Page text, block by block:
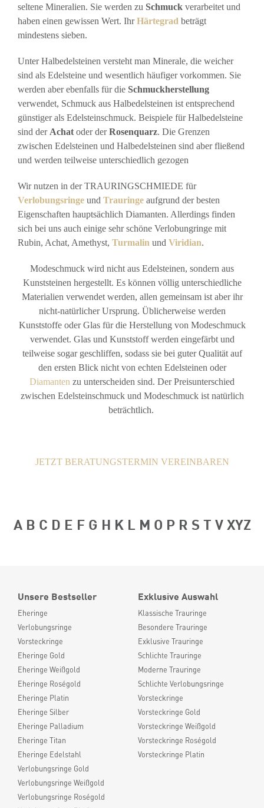
seltene Mineralien. Sie werden zu Schmuck verarbeitet und
haben einen gewissen Wert. IhrHärtegrad beträgt
mindestens sieben.
Unter Halbedelsteinen versteht man Minerale, die weicher
sind als Edelsteine und wesentlich häufiger vorkommen. Sie
werden aber ebenfalls für die Schmuckherstellung
verwendet, Schmuck aus Halbedelsteinen ist entsprechend
günstiger als Edelsteinschmuck. Beispiele für Halbedelsteine
sind der Achat oder derRosenquarz. Die Grenzen
zwischen Edelsteinen und Halbedelsteinen sind aber fließend
und werden teilweise unterschiedlich gezogen
Wir nutzen in der TRAURINGSCHMIEDE für
Verlobungsringe und Trauringe aufgrund der besten
Eigenschaften hauptsächlich Diamanten. Allerdings finden
sich bei uns auch einige sehr schöne Verlobungringe mit
Rubin, Achat, Amethyst, Turmalin und Viridian.
Modeschmuck wird nicht aus Edelsteinen, sondern aus
Kunststeinen hergestellt. Es können völlig unterschiedliche
Materialien verwendet werden, allen gemeinsam ist aber ihr
nicht-natürlicher Ursprung. Üblicherweise werden
Kunststoffe oder Glas für die Herstellung von Modeschmuck
verwendet. Glas und Kunststoff werden eingefärbt und
teilweise sogar geschliffen, sodass sie bei guter Qualität auf
den ersten Blick nicht von echten Edelsteinen oder
Diamanten zu unterscheiden sind. Der Preisunterschied
zwischen Edelsteinschmuck und Modeschmuck ist natürlich
beträchtlich.
JETZT BERATUNGSTERMIN VEREINBAREN
A B C D E F G H K L M O P RSTVXYZ
Unsere Bestseller
Eheringe
Verlobungsringe
Vorsteckringe
Eheringe Gold
Eheringe Weißgold
Eheringe Roségold
Eheringe Platin
Eheringe Silber
Eheringe Palladium
Eheringe Titan
Eheringe Edelstahl
Verlobungsringe Gold
Verlobungsringe Weißgold
Verlobungsringe Roségold
Exklusive Auswahl
Klassische Trauringe
Besondere Trauringe
Exklusive Trauringe
Schlichte Trauringe
Moderne Trauringe
Schlichte Verlobungsringe
Vorsteckringe
Vorsteckringe Gold
Vorsteckringe Weißgold
Vorsteckringe Roségold
Vorsteckringe Platin